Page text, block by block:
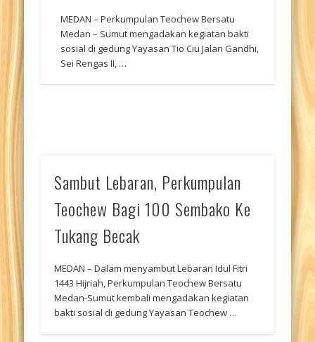
MEDAN – Perkumpulan Teochew Bersatu
Medan – Sumut mengadakan kegiatan bakti
sosial di gedung Yayasan Tio Ciu Jalan Gandhi,
Sei Rengas II, …
Sambut Lebaran, Perkumpulan
Teochew Bagi 100 Sembako Ke
Tukang Becak
MEDAN – Dalam menyambut Lebaran Idul Fitri
1443 Hijriah, Perkumpulan Teochew Bersatu
Medan-Sumut kembali mengadakan kegiatan
bakti sosial di gedung Yayasan Teochew …